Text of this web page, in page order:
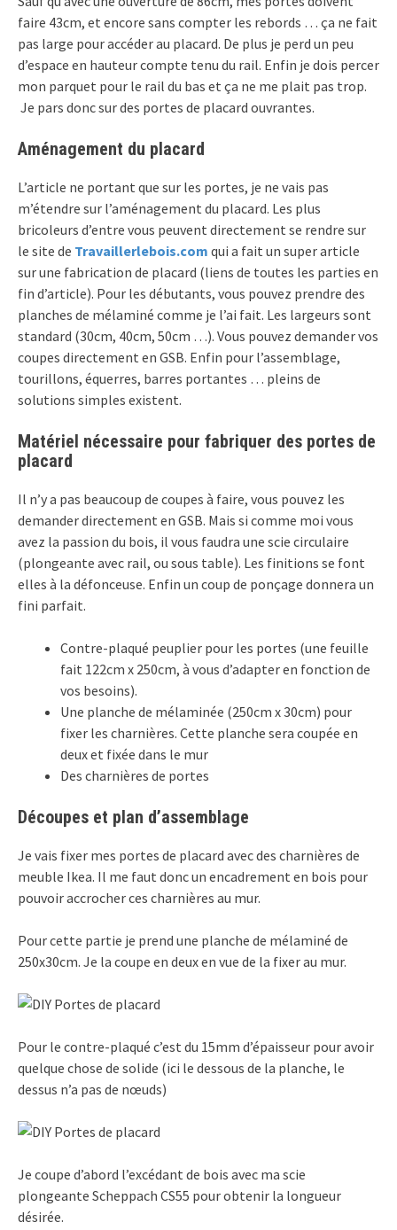
faire 43cm, et encore sans compter les rebords … ça ne fait
pas large pour accéder au placard. De plus je perd un peu
d’espace en hauteur compte tenu du rail. Enfin je dois percer
mon parquet pour le rail du bas et ça ne me plait pas trop.
Je pars donc sur des portes de placard ouvrantes.
Aménagement du placard
L’article ne portant que sur les portes, je ne vais pas
m’étendre sur l’aménagement du placard. Les plus
bricoleurs d’entre vous peuvent directement se rendre sur
le site de Travaillerlebois.com qui a fait un super article
sur une fabrication de placard (liens de toutes les parties en
fin d’article). Pour les débutants, vous pouvez prendre des
planches de mélaminé comme je l’ai fait. Les largeurs sont
standard (30cm, 40cm, 50cm …). Vous pouvez demander vos
coupes directement en GSB. Enfin pour l’assemblage,
tourillons, équerres, barres portantes … pleins de
solutions simples existent.
Matériel nécessaire pour fabriquer des portes de
placard
Il n’y a pas beaucoup de coupes à faire, vous pouvez les
demander directement en GSB. Mais si comme moi vous
avez la passion du bois, il vous faudra une scie circulaire
(plongeante avec rail, ou sous table). Les finitions se font
elles à la défonceuse. Enfin un coup de ponçage donnera un
fini parfait.
Contre-plaqué peuplier pour les portes (une feuille
fait 122cm x 250cm, à vous d’adapter en fonction de
vos besoins).
Une planche de mélaminée (250cm x 30cm) pour
fixer les charnières. Cette planche sera coupée en
deux et fixée dans le mur
Des charnières de portes
Découpes et plan d’assemblage
Je vais fixer mes portes de placard avec des charnières de
meuble Ikea. Il me faut donc un encadrement en bois pour
pouvoir accrocher ces charnières au mur.
Pour cette partie je prend une planche de mélaminé de
250x30cm. Je la coupe en deux en vue de la fixer au mur.
Pour le contre-plaqué c’est du 15mm d’épaisseur pour avoir
quelque chose de solide (ici le dessous de la planche, le
dessus n’a pas de nœuds)
Je coupe d’abord l’excédant de bois avec ma scie
plongeante Scheppach CS55 pour obtenir la longueur
désirée.